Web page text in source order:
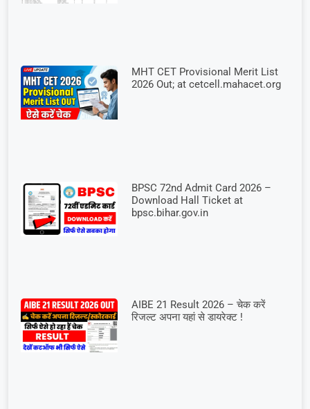
MHT CET Provisional Merit List
2026 Out; at cetcell.mahacet.org
BPSC 72nd Admit Card 2026 –
Download Hall Ticket at
bpsc.bihar.gov.in
AIBE 21 Result 2026 – चेक करें
रिजल्ट अपना यहां से डायरेक्ट !